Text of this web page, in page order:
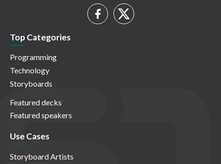
Top Categories
Programming
Technology
Storyboards
Featured decks
Featured speakers
Use Cases
Storyboard Artists